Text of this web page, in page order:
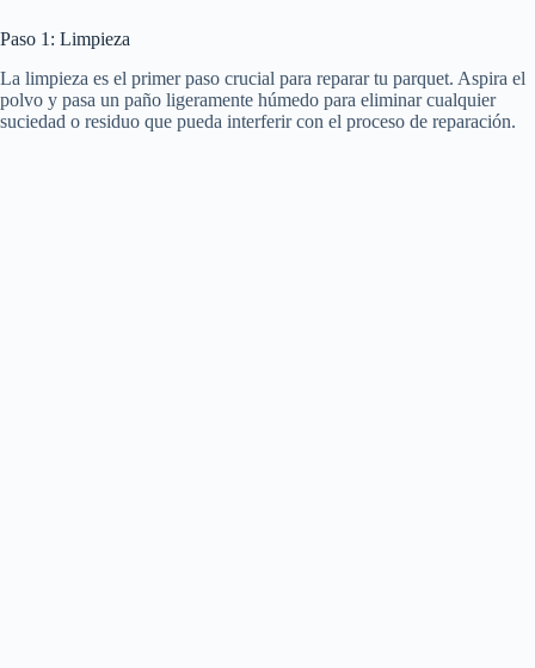
Paso 1: Limpieza
La limpieza es el primer paso crucial para reparar tu parquet. Aspira el
polvo y pasa un paño ligeramente húmedo para eliminar cualquier
suciedad o residuo que pueda interferir con el proceso de reparación.